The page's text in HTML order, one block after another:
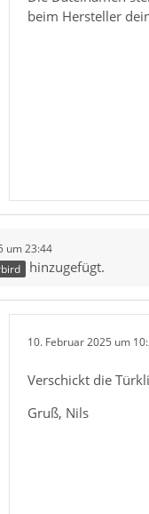
beim Hersteller
um 23:44
hinzugefügt.
10. Februar 2025 um
Verschickt die
Gruß, Nils